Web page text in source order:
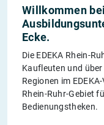
Willkommen
Ecke.
Die EDEKA Rhein-
Kaufleuten und
Regionen im
Rhein-Ruhr-Gebiet
Bedienungstheken.